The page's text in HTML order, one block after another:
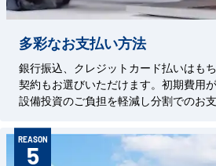
多彩なお支払い方法
銀行振込、クレジットカード払いはも
契約もお選びいただけます。初期費用
設備投資のご負担を軽減し分割でのお
REASON
5